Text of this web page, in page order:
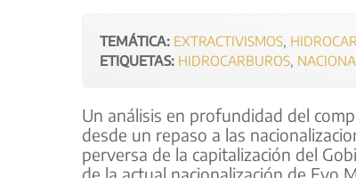
TEMÁTICA: EXTRACTIVISMOS,
ETIQUETAS: HIDROCARBUROS,
Un análisis en profundidad del
desde un repaso a las
perversa de la capitalización del
de la actual nacionalización de Evo